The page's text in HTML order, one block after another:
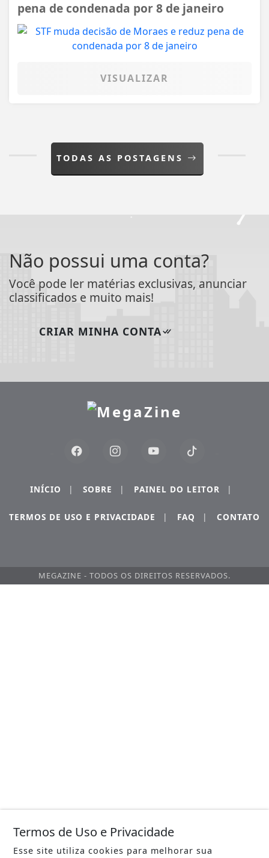
pena de condenada por 8 de janeiro
VISUALIZAR
TODAS AS POSTAGENS
Não possui uma conta?
Você pode ler matérias exclusivas, anunciar
classificados e muito mais!
CRIAR MINHA CONTA
INÍCIO | SOBRE | PAINEL DO LEITOR |
TERMOS DE USO E PRIVACIDADE | FAQ | CONTATO
MEGAZINE - TODOS OS DIREITOS RESERVADOS.
Termos de Uso e Privacidade
Esse site utiliza cookies para melhorar sua